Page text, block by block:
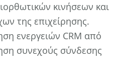
κινήσεων και
της επιχείρησης.
ενεργειών CRM από
συνεχούς σύνδεσης